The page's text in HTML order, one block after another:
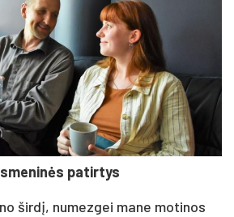
patirtys
širdį, numezgei mane motinos